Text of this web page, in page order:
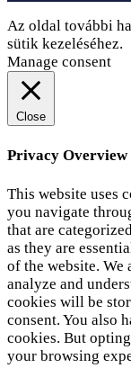
Az oldal további
sütik kezeléséhez.
Manage consent
Close
Privacy Overview
This website uses
you navigate
that are
as they are
of the website. We
analyze and
cookies will be
consent. You also
cookies. But
your browsing